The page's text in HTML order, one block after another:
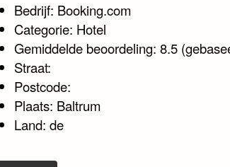
Bedrijf: Booking.com
Categorie: Hotel
Gemiddelde beoordeling: 8.5
Straat:
Postcode:
Plaats: Baltrum
Land: de